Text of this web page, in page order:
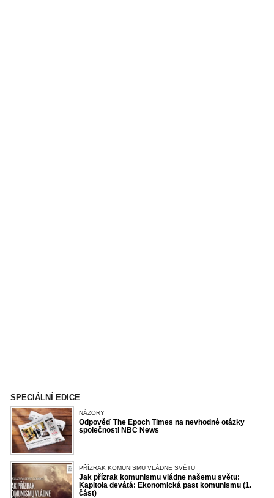
SPECIÁLNÍ EDICE
NÁZORY
Odpověď The Epoch Times na nevhodné otázky
společnosti NBC News
PŘÍZRAK KOMUNISMU VLÁDNE SVĚTU
Jak přízrak komunismu vládne našemu světu:
Kapitola devátá: Ekonomická past komunismu (1.
část)